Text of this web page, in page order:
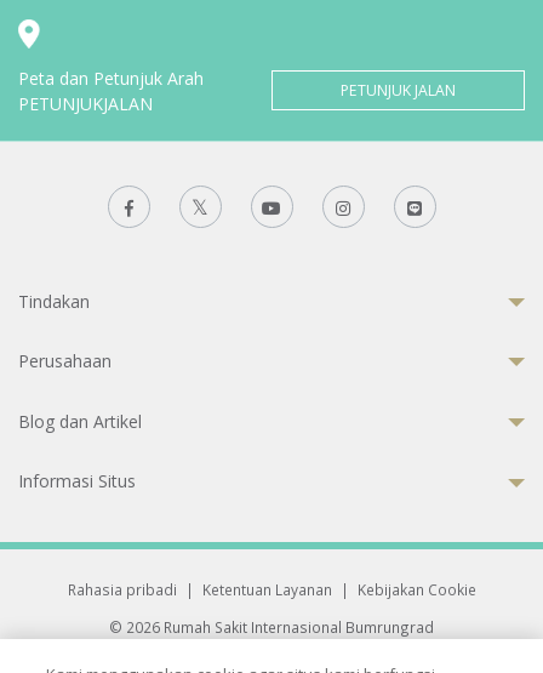
Peta dan Petunjuk Arah
PETUNJUKJALAN
PETUNJUK JALAN
Tindakan
Perusahaan
Blog dan Artikel
Informasi Situs
Rahasia pribadi | Ketentuan Layanan |
Kebijakan Cookie
© 2026 Rumah Sakit Internasional Bumrungrad